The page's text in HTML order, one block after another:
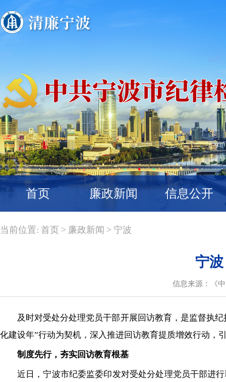
首页 廉政新闻 信息公开
当前位置: 首页 > 廉政新闻 > 宁波
宁
信息来源：《
及时对受处分处理党员干部开展回访教育，是监督执
化建设年”行动为契机，深入推进回访教育提质增效行动，
制度先行，夯实回访教育根基
近日，宁波市纪委监委印发对受处分处理党员干部进